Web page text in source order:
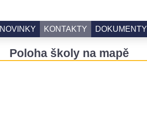
NOVINKY KONTAKTY DOKUMENTY
Poloha školy na mapě